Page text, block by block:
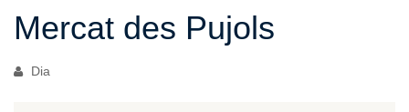
Mercat des Pujols
Dia